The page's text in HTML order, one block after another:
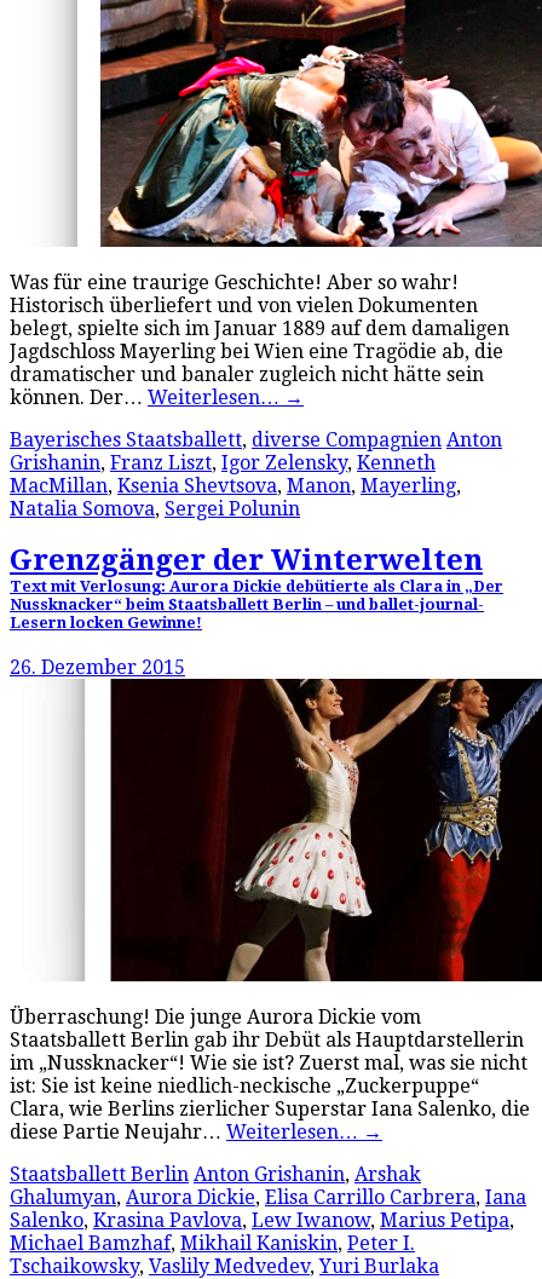
Was für eine traurige Geschichte! Aber so wahr!
Historisch überliefert und von vielen Dokumenten
belegt, spielte sich im Januar 1889 auf dem damaligen
Jagdschloss Mayerling bei Wien eine Tragödie ab, die
dramatischer und banaler zugleich nicht hätte sein
können. Der… Weiterlesen… →
Bayerisches Staatsballett, diverse Compagnien Anton
Grishanin, Franz Liszt, Igor Zelensky, Kenneth
MacMillan, Ksenia Shevtsova, Manon, Mayerling,
Natalia Somova, Sergei Polunin
Grenzgänger der Winterwelten
Text mit Verlosung: Aurora Dickie debütierte als Clara in „Der
Nussknacker“ beim Staatsballett Berlin – und ballet-journal-
Lesern locken Gewinne!
26. Dezember 2015
Überraschung! Die junge Aurora Dickie vom
Staatsballett Berlin gab ihr Debüt als Hauptdarstellerin
im „Nussknacker“! Wie sie ist? Zuerst mal, was sie nicht
ist: Sie ist keine niedlich-neckische „Zuckerpuppe“
Clara, wie Berlins zierlicher Superstar Iana Salenko, die
diese Partie Neujahr… Weiterlesen… →
Staatsballett Berlin Anton Grishanin, Arshak
Ghalumyan, Aurora Dickie, Elisa Carrillo Carbrera, Iana
Salenko, Krasina Pavlova, Lew Iwanow, Marius Petipa,
Michael Bamzhaf, Mikhail Kaniskin, Peter I.
Tschaikowsky, Vaslily Medvedev,Yuri Burlaka